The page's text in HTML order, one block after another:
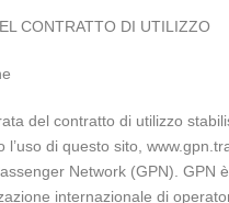
CONTRATTO DI UTILIZZO
del contratto di utilizzo
l’uso di questo sito,
Network (GPN). GPN è
internazionale di